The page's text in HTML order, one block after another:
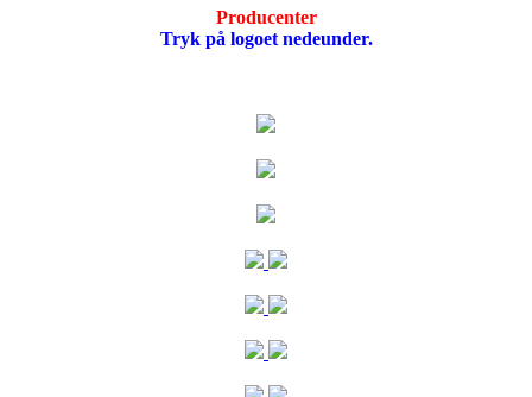
Producenter
Tryk på logoet nedeunder.